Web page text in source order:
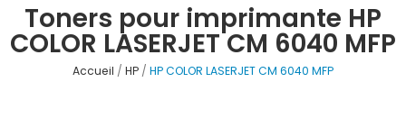
Toners pour imprimante HP
COLOR LASERJET CM 6040 MFP
Accueil HP HP COLOR LASERJET CM 6040 MFP